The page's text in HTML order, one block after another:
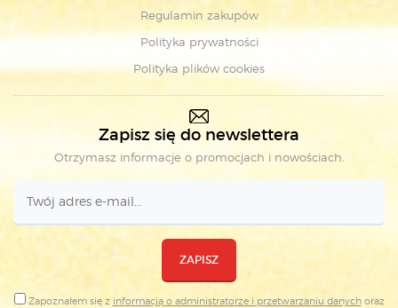
Regulamin zakupów
Polityka prywatności
Polityka plików cookies
Zapisz się do newslettera
Otrzymasz informacje o promocjach i nowościach.
ZAPISZ
Zapoznałem się zinformacją o administratorze i przetwarzaniu danychoraz